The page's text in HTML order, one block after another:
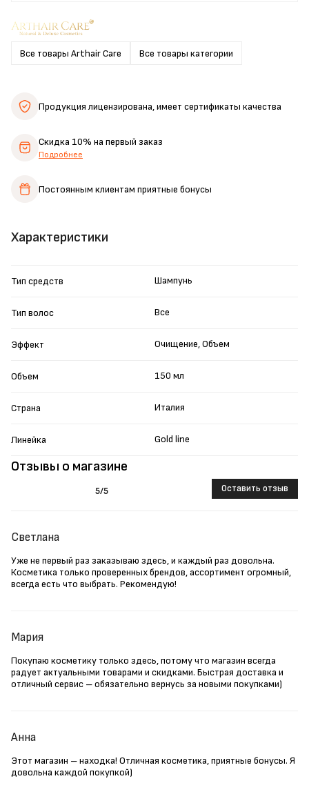
Все товары Arthair Care Все товары категории
Отзывы о магазине
5/5 Оставить отзыв
Светлана
Уже не первый раз заказываю здесь, и каждый раз довольна.
Косметика только проверенных брендов, ассортимент огромный,
всегда есть что выбрать. Рекомендую!
Мария
Покупаю косметику только здесь, потому что магазин всегда
радует актуальными товарами и скидками. Быстрая доставка и
отличный сервис – обязательно вернусь за новыми покупками)
Анна
Этот магазин – находка! Отличная косметика, приятные бонусы. Я
довольна каждой покупкой)
Характеристики
Тип средств Шампунь
Тип волос Все
Эффект Очищение, Объем
Объем 150 мл
Страна Италия
Линейка Gold line
Продукция лицензирована,имеет сертификаты качества
Скидка 10% на первый заказ
Подробнее
Постоянным клиентам приятные бонусы